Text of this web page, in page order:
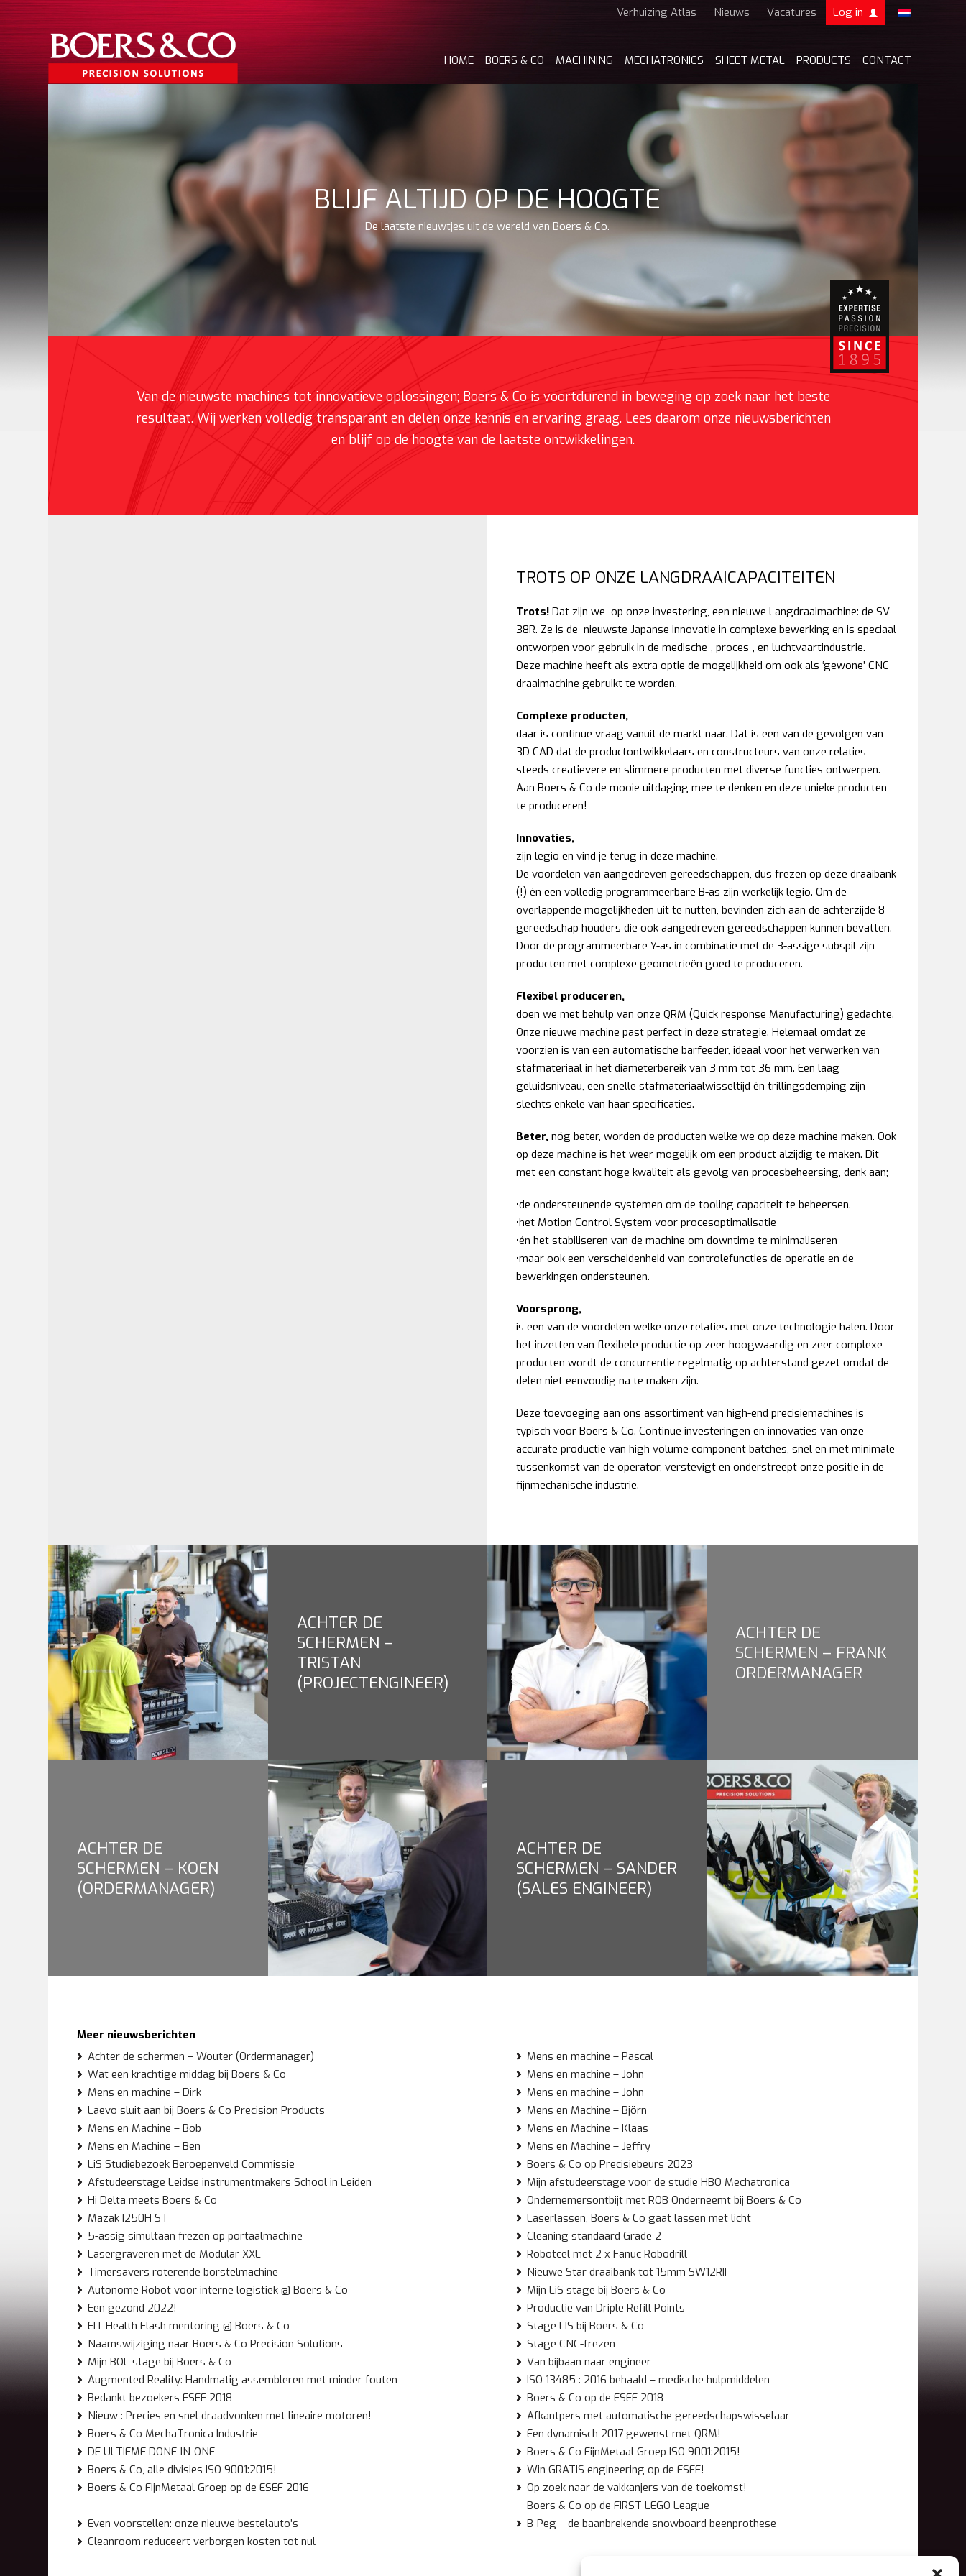
Verhuizing Atlas Nieuws Vacatures
Log in
Boers HR
mijn Boers & Co
HOME BOERS & CO MACHINING MECHATRONICS SHEET METAL PRODUCTS CONTACT
BLIJF ALTIJD OP DE HOOGTE
De laatste nieuwtjes uit de wereld van Boers & Co.
Van de nieuwste machines tot innovatieve oplossingen; Boers & Co is voortdurend in beweging op zoek naar het beste
resultaat. Wij werken volledig transparant en delen onze kennis en ervaring graag. Lees daarom onze nieuwsberichten
en blijf op de hoogte van de laatste ontwikkelingen.
TROTS OP ONZE LANGDRAAICAPACITEITEN
Trots! Dat zijn we op onze investering, een nieuwe Langdraaimachine: de SV-
38R. Ze is de nieuwste Japanse innovatie in complexe bewerking en is speciaal
ontworpen voor gebruik in de medische-, proces-, en luchtvaartindustrie.
Deze machine heeft als extra optie de mogelijkheid om ook als ‘gewone’ CNC-
draaimachine gebruikt te worden.
Complexe producten,
daar is continue vraag vanuit de markt naar. Dat is een van de gevolgen van
3D CAD dat de productontwikkelaars en constructeurs van onze relaties
steeds creatievere en slimmere producten met diverse functies ontwerpen.
Aan Boers & Co de mooie uitdaging mee te denken en deze unieke producten
te produceren!
Innovaties,
zijn legio en vind je terug in deze machine.
De voordelen van aangedreven gereedschappen, dus frezen op deze draaibank
(!) én een volledig programmeerbare B-as zijn werkelijk legio. Om de
overlappende mogelijkheden uit te nutten, bevinden zich aan de achterzijde 8
gereedschap houders die ook aangedreven gereedschappen kunnen bevatten.
Door de programmeerbare Y-as in combinatie met de 3-assige subspil zijn
producten met complexe geometrieën goed te produceren.
Flexibel produceren,
doen we met behulp van onze QRM (Quick response Manufacturing) gedachte.
Onze nieuwe machine past perfect in deze strategie. Helemaal omdat ze
voorzien is van een automatische barfeeder, ideaal voor het verwerken van
stafmateriaal in het diameterbereik van 3 mm tot 36 mm. Een laag
geluidsniveau, een snelle stafmateriaalwisseltijd én trillingsdemping zijn
slechts enkele van haar specificaties.
Beter, nóg beter, worden de producten welke we op deze machine maken. Ook
op deze machine is het weer mogelijk om een product alzijdig te maken. Dit
met een constant hoge kwaliteit als gevolg van procesbeheersing, denk aan;
•de ondersteunende systemen om de tooling capaciteit te beheersen.
•het Motion Control System voor procesoptimalisatie
•én het stabiliseren van de machine om downtime te minimaliseren
•maar ook een verscheidenheid van controlefuncties de operatie en de
bewerkingen ondersteunen.
Voorsprong,
is een van de voordelen welke onze relaties met onze technologie halen. Door
het inzetten van flexibele productie op zeer hoogwaardig en zeer complexe
producten wordt de concurrentie regelmatig op achterstand gezet omdat de
delen niet eenvoudig na te maken zijn.
Deze toevoeging aan ons assortiment van high-end precisiemachines is
typisch voor Boers & Co. Continue investeringen en innovaties van onze
accurate productie van high volume component batches, snel en met minimale
tussenkomst van de operator, verstevigt en onderstreept onze positie in de
fijnmechanische industrie.
ACHTER DE
SCHERMEN –
TRISTAN
(PROJECTENGINEER)
ACHTER DE
SCHERMEN – FRANK
ORDERMANAGER
ACHTER DE
SCHERMEN – KOEN
(ORDERMANAGER)
ACHTER DE
SCHERMEN – SANDER
(SALES ENGINEER)
Meer nieuwsberichten
Achter de schermen – Wouter (Ordermanager)
Mens en machine – Pascal
Wat een krachtige middag bij Boers & Co
Mens en machine – John
Mens en machine – Dirk
Mens en machine – John
Laevo sluit aan bij Boers & Co Precision Products
Mens en Machine – Björn
Mens en Machine – Bob
Mens en Machine – Klaas
Mens en Machine – Ben
Mens en Machine – Jeffry
LiS Studiebezoek Beroepenveld Commissie
Boers & Co op Precisiebeurs 2023
Afstudeerstage Leidse instrumentmakers School in Leiden
Mijn afstudeerstage voor de studie HBO Mechatronica
Hi Delta meets Boers & Co
Ondernemersontbijt met ROB Onderneemt bij Boers & Co
Mazak I250H ST
Laserlassen, Boers & Co gaat lassen met licht
5-assig simultaan frezen op portaalmachine
Cleaning standaard Grade 2
Lasergraveren met de Modular XXL
Robotcel met 2 x Fanuc Robodrill
Timersavers roterende borstelmachine
Nieuwe Star draaibank tot 15mm SW12RII
Autonome Robot voor interne logistiek @ Boers & Co
Mijn LiS stage bij Boers & Co
Een gezond 2022!
Productie van Driple Refill Points
EIT Health Flash mentoring @ Boers & Co
Stage LIS bij Boers & Co
Naamswijziging naar Boers & Co Precision Solutions
Stage CNC-frezen
Mijn BOL stage bij Boers & Co
Van bijbaan naar engineer
Augmented Reality: Handmatig assembleren met minder fouten
ISO 13485 : 2016 behaald – medische hulpmiddelen
Bedankt bezoekers ESEF 2018
Boers & Co op de ESEF 2018
Nieuw : Precies en snel draadvonken met lineaire motoren!
Afkantpers met automatische gereedschapswisselaar
Boers & Co MechaTronica Industrie
Een dynamisch 2017 gewenst met QRM!
DE ULTIEME DONE-IN-ONE
Boers & Co FijnMetaal Groep ISO 9001:2015!
Boers & Co, alle divisies ISO 9001:2015!
Win GRATIS engineering op de ESEF!
Boers & Co FijnMetaal Groep op de ESEF 2016
Op zoek naar de vakkanjers van de toekomst!
Boers & Co op de FIRST LEGO League
Even voorstellen: onze nieuwe bestelauto’s
B-Peg – de baanbrekende snowboard beenprothese
Cleanroom reduceert verborgen kosten tot nul